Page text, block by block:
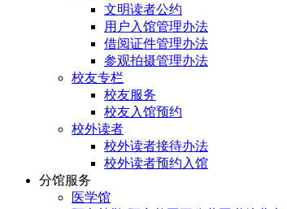
文明读者公约
用户入馆管理办法
借阅证件管理办法
参观拍摄管理办法
校友专栏
校友服务
校友入馆预约
校外读者
校外读者接待办法
校外读者预约入馆
分馆服务
医学馆